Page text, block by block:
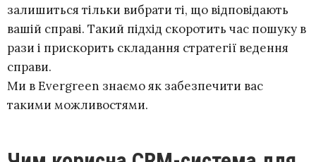
залишиться тільки вибрати ті, що відповідають
вашій справі. Такий підхід скоротить час пошуку в
рази і прискорить складання стратегії ведення
справи.
Ми в Evergreen знаємо як забезпечити вас
такими можливостями.